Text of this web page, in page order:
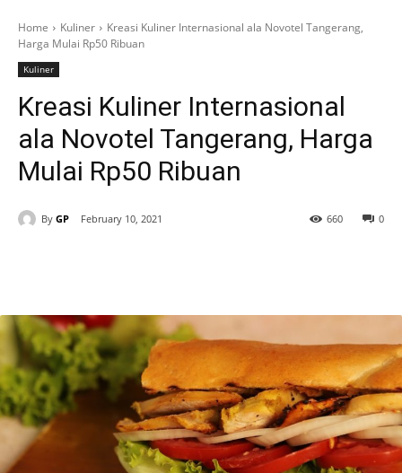
Home Kuliner
Kreasi Kuliner Internasional ala Novotel Tangerang,
Harga Mulai Rp50 Ribuan
Kuliner
Kreasi Kuliner Internasional
ala Novotel Tangerang, Harga
Mulai Rp50 Ribuan
By GP February 10, 2021 0
660